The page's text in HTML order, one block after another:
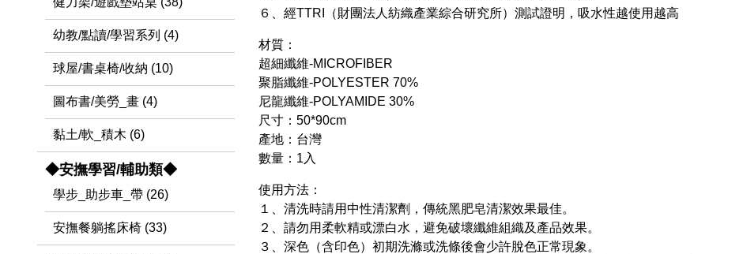
６、經TTRI（財團法人紡織產業綜合研究所）測試證明，吸水性越使用越高
材質：
超細纖維-MICROFIBER
聚脂纖維-POLYESTER 70%
尼龍纖維-POLYAMIDE 30%
尺寸：50*90cm
產地：台灣
數量：1入
使用方法：
１、清洗時請用中性清潔劑，傳統黑肥皂清潔效果最佳。
２、請勿用柔軟精或漂白水，避免破壞纖維組織及產品效果。
３、深色（含印色）初期洗滌或洗條後會少許脫色正常現象。
幼教/點讀/學習系列 (4)
球屋/書桌椅/收納 (10)
圖布書/美勞_畫 (4)
黏土/軟_積木 (6)
◆安撫學習/輔助類◆
學步_助步車_帶 (26)
安撫餐躺搖床椅 (33)